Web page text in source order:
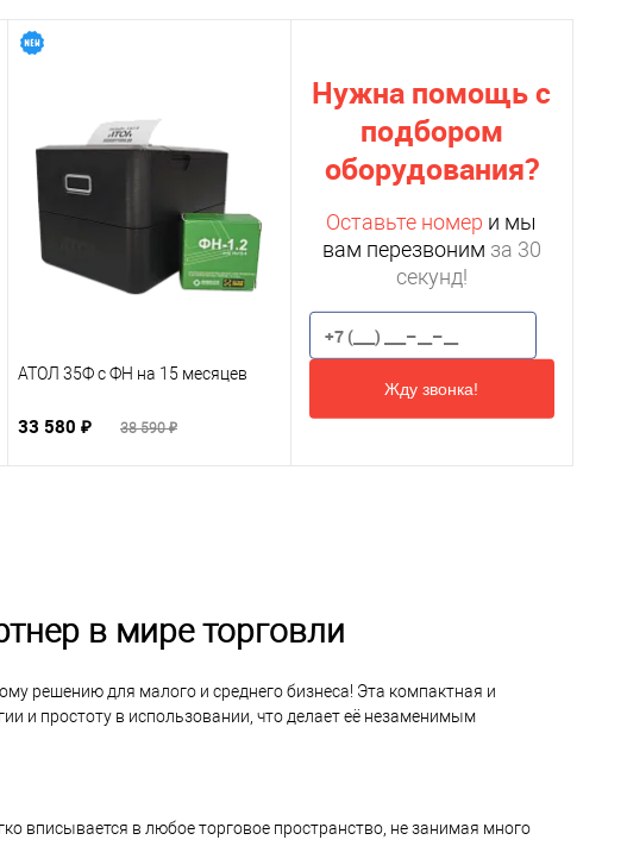
АТОЛ 35Ф с ФН на 15 месяцев
33 580 ₽ 38 590 ₽
Нужна помощь с
подбором
оборудования?
Оставьте номер и мы
вам перезвоним за 30
секунд!
Жду звонка!
в мире торговли
решению для малого и среднего бизнеса! Эта компактная и
и простоту в использовании, что делает её незаменимым
вписывается в любое торговое пространство, не занимая много